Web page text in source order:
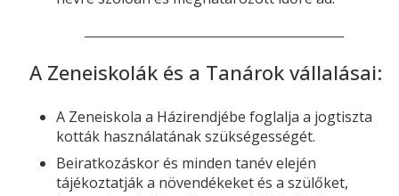
A Zeneiskolák és a Tanárok vállalásai:
A Zeneiskola a Házirendjébe foglalja a jogtiszta
kották használatának szükségességét.
Beiratkozáskor és minden tanév elején
tájékoztatják a növendékeket és a szülőket,